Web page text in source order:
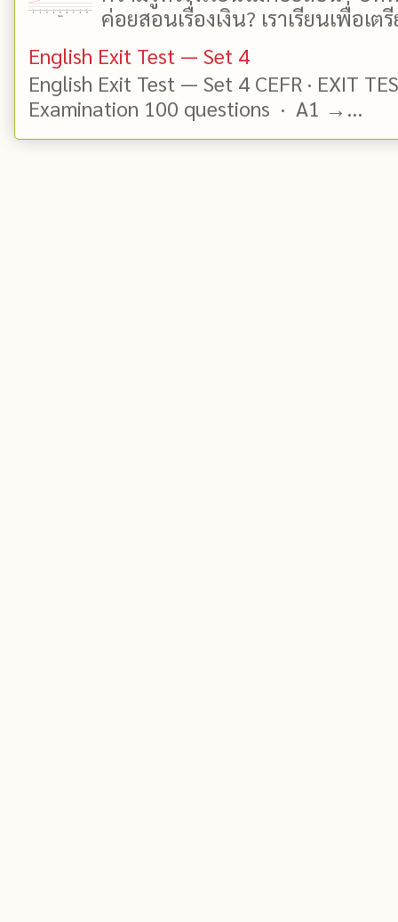
ค่อยสอนเรื่องเงิน? เราเรียนเพื่อเต
English Exit Test — Set 4
English Exit Test — Set 4 CEFR · EXIT
Examination 100 questions · A1 →...